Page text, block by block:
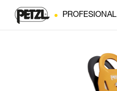
PROFESIONAL